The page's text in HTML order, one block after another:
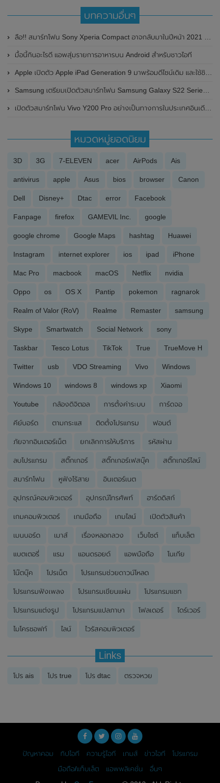
บทความอื่นๆ
ลือ!! สมาร์ทโฟน Sony Xperia Compact อาจกลับมาในปีหน้า 2021 พร้อมกับชิปเซ็ต Snapdragon 775 SoC รุ่นใหม่ที่รองรับการเชื่อมต่อเครือข่าย 5G และมีหน้าจอขนาด 5.5 นิ้ว
มื้อนี้กินอะไรดี แอพสุ่มรายการอาหารบน Android สำหรับชาวไอที
Apple เปิดตัว Apple iPad Generation 9 มาพร้อมดีไซน์เดิม และใช้ชิป A13 Bionic ในราคาเริ่มต้นเพียง 11,400 บาท
Samsung เตรียมเปิดตัวสมาร์ทโฟน Samsung Galaxy S22 Series รุ่นใหม่ ในวันที่ 8 กุมภาพันธ์ 2022 นี้
เปิดตัวสมาร์ทโฟน Vivo Y200 Pro อย่างเป็นทางการในประเทศอินเดีย มาพร้อมชิปเซ็ต Qualcomm Snapdragon 695 , หน้าจอแสดงผลขนาดใหญ่ และกล้องหลังความละเอียดสูงถึง 64MP
หมวดหมู่ยอดนิยม
3D 3G 7-ELEVEN acer AirPods Ais
antivirus apple Asus bios browser Canon
Dell Disney+ Dtac error Facebook
Fanpage firefox GAMEVIL Inc. google
google chrome Google Maps hashtag Huawei
Instagram internet explorer ios ipad iPhone
Mac Pro macbook macOS Netflix nvidia
Oppo os OS X Pantip pokemon ragnarok
Realm of Valor (RoV) Realme Remaster samsung
Skype Smartwatch Social Network sony
Taskbar Tesco Lotus TikTok True TrueMove H
Twitter usb VDO Streaming Vivo Windows
Windows 10 windows 8 windows xp Xiaomi
Youtube กล้องดิจิตอล การตั้งค่าระบบ การ์ดจอ
คีย์บอร์ด ตามกระแส ติดตั้งโปรแกรม ฟอนต์
ภัยจากอินเตอร์เน็ต ยกเลิกการให้บริการ รหัสผ่าน
ลบโปรแกรม สติ๊กเกอร์ สติ๊กเกอร์เฟสบุ๊ค สติ๊กเกอร์ไลน์
สมาร์ทโฟน หูฟังไร้สาย อินเตอร์เนต
อุปกรณ์คอมพิวเตอร์ อุปกรณ์โทรศัพท์ ฮาร์ดดิสก์
เกมคอมพิวเตอร์ เกมมือถือ เกมไลน์ เปิดตัวสินค้า
เมนบอร์ด เมาส์ เรื่องหลอกลวง เว็บไซต์ แท็บเล็ต
แบตเตอรี่ แรม แอนดรอยด์ แอพมือถือ โนเกีย
โน๊ตบุ๊ค โปรเน็ต โปรแกรมช่วยดาวน์โหลด
โปรแกรมฟังเพลง โปรแกรมเขียนแผ่น โปรแกรมแชท
โปรแกรมแต่งรูป โปรแกรมแปลภาษา โฟลเดอร์ ไดร์เวอร์
ไมโครซอฟท์ ไลน์ ไวรัสคอมพิวเตอร์
Links
โปร ais โปร true โปร dtac ตรวจหวย
ปัญหาคอม ทิปไอที ความรู้ไอที เกมส์ ข่าวไอที
โปรแกรม
มือถือ/แท็บเล็ต
แอพพลิเคชั่น
อื่นๆ